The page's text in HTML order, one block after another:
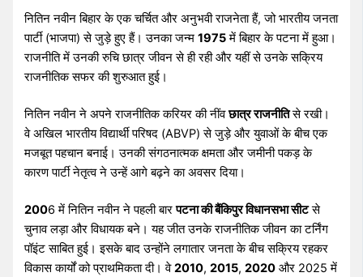
नितिन नवीन बिहार के एक चर्चित और अनुभवी राजनेता हैं, जो भारतीय जनता
पार्टी (भाजपा) से जुड़े हुए हैं। उनका जन्म1975में बिहार के पटना में हुआ।
राजनीति में उनकी रुचि छात्र जीवन से ही रही और यहीं से उनके सक्रिय
राजनीतिक सफर की शुरुआत हुई।
नितिन नवीन ने अपने राजनीतिक करियर की नींवछात्र राजनीतिसे रखी।
वे अखिल भारतीय विद्यार्थी परिषद (ABVP) से जुड़े और युवाओं के बीच एक
मजबूत पहचान बनाई। उनकी संगठनात्मक क्षमता और जमीनी पकड़ के
कारण पार्टी नेतृत्व ने उन्हें आगे बढ़ने का अवसर दिया।
2006 में नितिन नवीन ने पहली बारपटना की बैंकिपुर विधानसभा सीटसे
चुनाव लड़ा और विधायक बने। यह जीत उनके राजनीतिक जीवन का टर्निंग
पॉइंट साबित हुई। इसके बाद उन्होंने लगातार जनता के बीच सक्रिय रहकर
विकास कार्यों को प्राथमिकता दी। वे2010,2015,2020 और 2025 में